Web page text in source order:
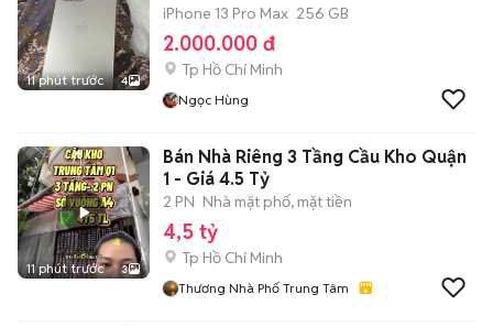
11 phút trước 4
iPhone 13 Pro Max 256 GB
2.000.000 đ
Tp Hồ Chí Minh
Ngọc Hùng
11 phút trước 3
Bán Nhà Riêng 3 Tầng Cầu Kho Quận
1 - Giá 4.5 Tỷ
2 PN Nhà mặt phố, mặt tiền
4,5 tỷ
Tp Hồ Chí Minh
Thương Nhà Phố Trung Tâm